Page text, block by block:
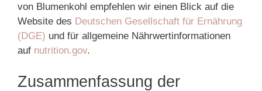
von Blumenkohl empfehlen wir einen Blick auf die
Website des Deutschen Gesellschaft für Ernährung
(DGE) und für allgemeine Nährwertinformationen
auf nutrition.gov.
Zusammenfassung der